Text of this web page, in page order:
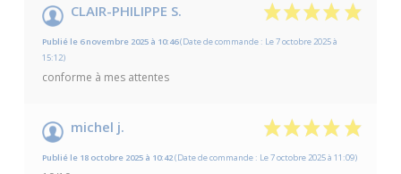
CLAIR-PHILIPPE S.
Publié le 6 novembre 2025 à 10:46(Date de commande : Le 7 octobre 2025 à
15:12)
conforme à mes attentes
michel j.
Publié le 18 octobre 2025 à 10:42(Date de commande : Le 7 octobre 2025 à 11:09)